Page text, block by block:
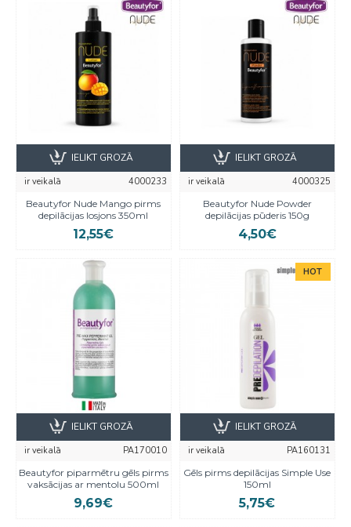
ir veikalā
4000233
Beautyfor Nude Mango pirms
depilācijas losjons 350ml
12,55€
IELIKT GROZĀ
ir veikalā
4000325
Beautyfor Nude Powder
depilācijas pūderis 150g
4,50€
IELIKT GROZĀ
ir veikalā
PA170010
Beautyfor piparmētru gēls pirms
vaksācijas ar mentolu 500ml
9,69€
IELIKT GROZĀ
HOT
ir veikalā
PA160131
Gēls pirms depilācijas Simple Use
150ml
5,75€
IELIKT GROZĀ